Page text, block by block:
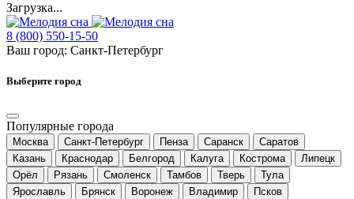
Загрузка...
8 (800) 550-15-50
Ваш город: Санкт-Петербург
Выберите город
Популярные города
Москва Санкт-Петербург Пенза Саранск
Саратов
Казань
Краснодар Белгород Калуга Кострома
Липецк
Орёл
Рязань Смоленск Тамбов Тверь
Тула
Ярославль
Брянск Воронеж Владимир
Псков